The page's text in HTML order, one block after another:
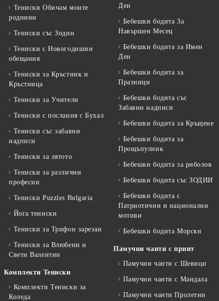
Тениски Обичам моите
роднини
Тениски със Зодии
Тениски с Новогодишни
обещания
Тениски за Кръстник и
Кръстница
Тениски за Учители
Тениски с послания с Бухал
Тениски със забавни
надписи
Тениски за лятото
Тениски за различни
професии
Тениски Puzzles Bulgaria
Йога тениски
Тениски за Трифон зарезан
Тениски за Влюбени и
Свети Валентин
Комплекти Тениски
Комплекти Тениски за
Коледа
Ден
Бебешки бодита За
Навършен Месец
Бебешки бодита за Имен
Ден
Бебешки бодита за
Празници
Бебешки бодита със
Забавни надписи
Бебешки бодита за Кръщене
Бебешки бодита за
Прощъпулник
Бебешки бодита за риболов
Бебешки бодита със ЗОДИИ
Бебешки бодита с
Патриотични и национални
мотиви
Бебешки бодита Морски
Памучни чанти с принт
Памучни чанти с Шевици
Памучни чанти с Мандала
Памучни чанти Пролетни